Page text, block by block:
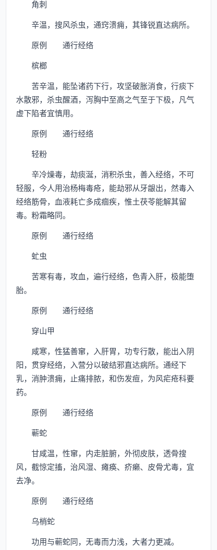
角刺
辛温，搜风杀虫，通窍溃痈，其锋锐直达病所。
原例 通行经络
槟榔
苦辛温，能坠诸药下行，攻坚破胀消食，行痰下
水散邪，杀虫醒酒，泻胸中至高之气至于下极，凡气
虚下陷者宜慎用。
原例 通行经络
轻粉
辛冷燥毒，劫痰涎，消积杀虫，善入经络，不可
轻服，今人用治杨梅毒疮，能劫邪从牙龈出，然毒入
经络筋骨，血液耗亡多成痼疾，惟土茯苓能解其留
毒。粉霜略同。
原例 通行经络
虻虫
苦寒有毒，攻血，遍行经络，色青入肝，极能堕
胎。
原例 通行经络
穿山甲
咸寒，性猛善窜，入肝胃，功专行散，能出入阴
阳，贯穿经络，入营分以破结邪直达病所。通经下
乳，消肿溃痈，止痛排脓，和伤发痘，为风疟疮科要
药。
原例 通行经络
蕲蛇
甘咸温，性窜，内走脏腑，外彻皮肤，透骨搜
风，截惊定搐，治风湿、瘫痪、疥癞、皮骨尤毒，宜
去净。
原例 通行经络
乌梢蛇
功用与蕲蛇同，无毒而力浅，大者力更减。